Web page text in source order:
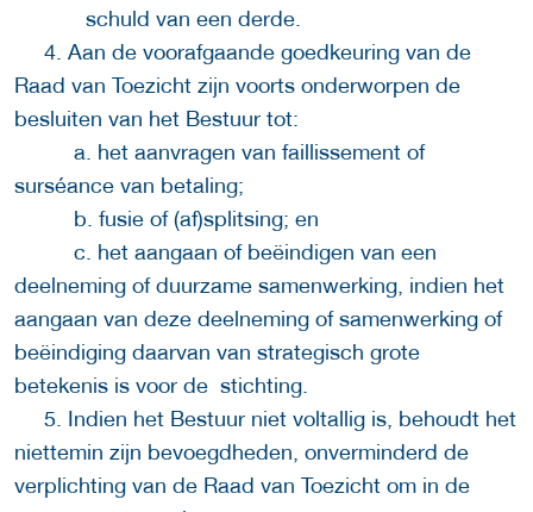
schuld van een derde.
4. Aan de voorafgaande goedkeuring van de
Raad van Toezicht zijn voorts onderworpen de
besluiten van het Bestuur tot:
a. het aanvragen van faillissement of
surséance van betaling;
b. fusie of (af)splitsing; en
c. het aangaan of beëindigen van een
deelneming of duurzame samenwerking, indien het
aangaan van deze deelneming of samenwerking of
beëindiging daarvan van strategisch grote
betekenis is voor de stichting.
5. Indien het Bestuur niet voltallig is, behoudt het
niettemin zijn bevoegdheden, onverminderd de
verplichting van de Raad van Toezicht om in de